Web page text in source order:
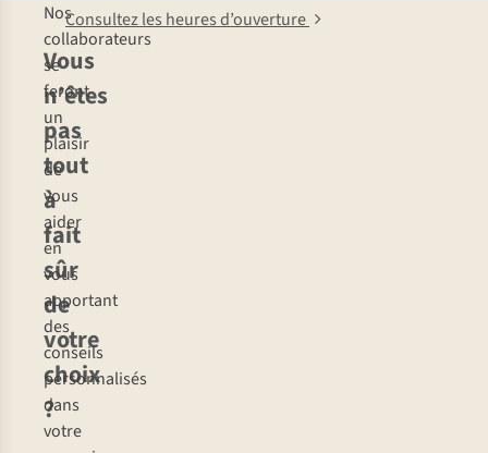
Vous
n’êtes
pas
tout
à
fait
sûr
de
votre
choix
?
Nos
collaborateurs
se
feront
un
plaisir
de
vous
aider
en
vous
apportant
des
conseils
personnalisés
dans
votre
Consultez les heures d’ouverture